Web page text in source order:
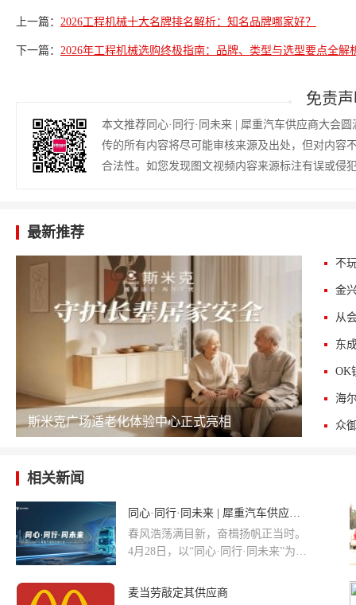
上一篇： 2026工程机械十大名牌排名解析：知名品牌哪家好？
下一篇： 2026年工程机械选购终极指南：品牌、类型与选型要点全解
免责
本文推荐同心·同行·同未来 | 犀重汽车供应商大会
传的所有内容将尽可能审核来源及出处，但对内容
合法性。如您发现图文视频内容来源标注有误或侵
最新推荐
斯米克广场适老化体验中心正式亮相
东
相关新闻
同心·同行·同未来 | 犀重汽车供应商大会圆满落幕
春风浩荡满目新，奋楫扬帆正当时。
4月28日，以“同心·同行·同未来”为主
隆重举行。犀重汽车核心高管团队与
麦当劳敲定其供应商